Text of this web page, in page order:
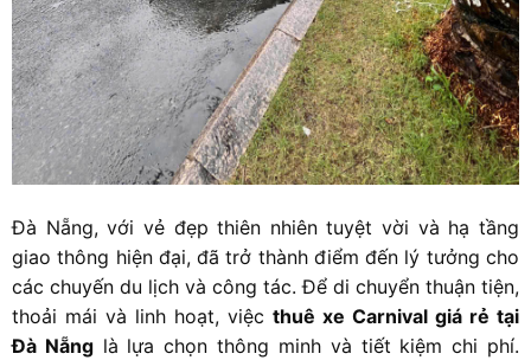
Đà Nẵng, với vẻ đẹp thiên nhiên tuyệt vời và hạ tầng
giao thông hiện đại, đã trở thành điểm đến lý tưởng cho
các chuyến du lịch và công tác. Để di chuyển thuận tiện,
thoải mái và linh hoạt, việc thuê xe Carnival giá rẻ tại
Đà Nẵnglà lựa chọn thông minh và tiết kiệm chi phí.